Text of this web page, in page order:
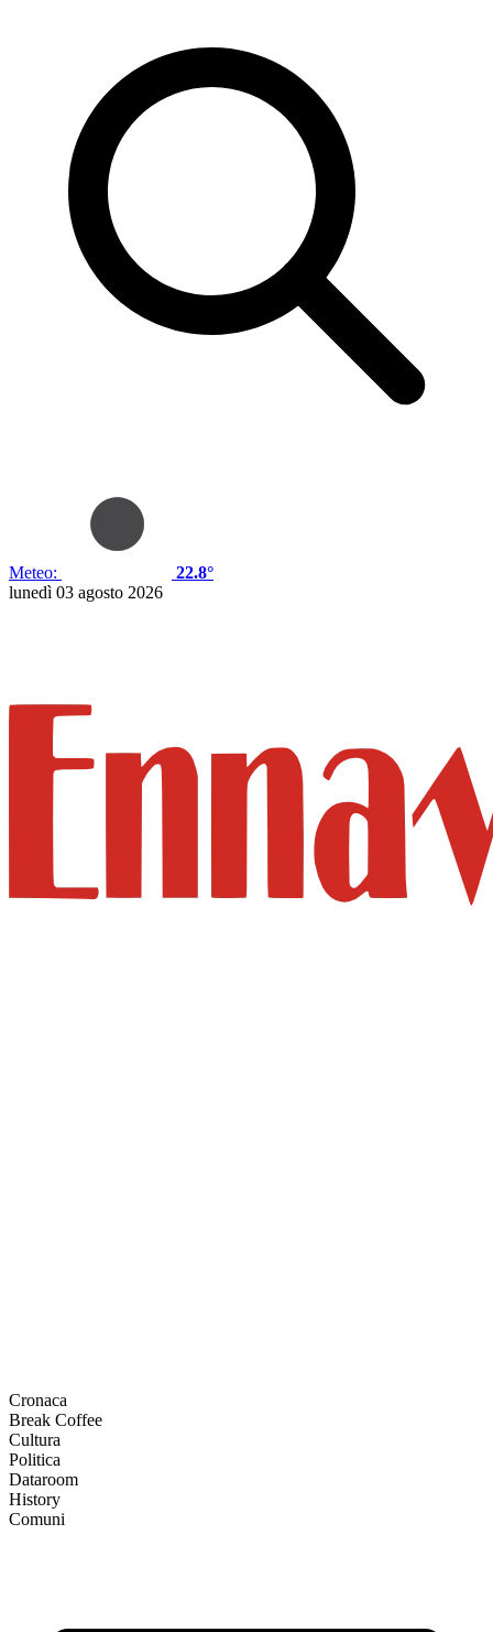
Meteo:
22.8°
lunedì 03 agosto 2026
Cronaca
Break Coffee
Cultura
Politica
Dataroom
History
Comuni